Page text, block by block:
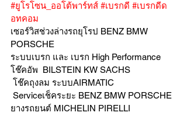
#ยูโรโซน_ออโต้พาร์ทส์ #เบรกดี #เบรกดีด
อทคอม
เซอร์วิสช่วงล่างรถยุโรป BENZ BMW
PORSCHE
ระบบเบรก และ เบรก High Performance
โช๊คอัพ  BILSTEIN KW SACHS
โช๊คถุงลม ระบบAIRMATIC
Serviceเช็คระยะ BENZ BMW PORSCHE
ยางรถยนต์ MICHELIN PIRELLI